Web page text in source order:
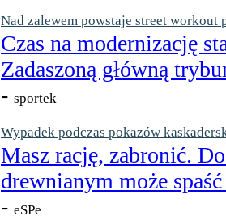
Nad zalewem powstaje street workout
Czas na modernizację
Zadaszoną główną
- sportek
Wypadek podczas pokazów
Masz rację, zabronić.
drewnianym może
- eSPe